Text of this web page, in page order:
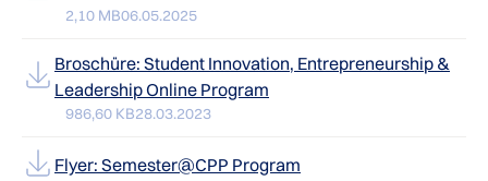
2,10 MB06.05.2025
Broschüre: Student Innovation, Entrepreneurship &
Leadership Online Program
986,60 KB28.03.2023
Flyer: Semester@CPP Program